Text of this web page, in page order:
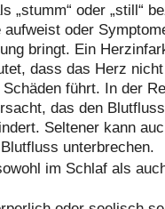
„stumm“ oder „still“
oder
bringt. Ein
dass das Herz
führt. In der
das den
Seltener kann
unterbrechen.
im Schlaf als